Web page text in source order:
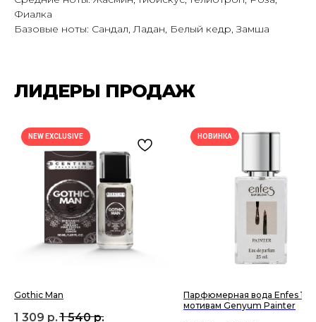
Фиалка
Базовые ноты: Сандал, Ладан, Белый кедр, Замша
ЛИДЕРЫ ПРОДАЖ
NEW EXCLUSIVE
Gothic Man
1 309 р. 1 540 р.
НОВИНКА
Парфюмерная вода Enfes
мотивам Genyum Painter
О НОВЫХ ПОСТУПЛЕНИЯХ И АКЦИЯХ —
Подписаться